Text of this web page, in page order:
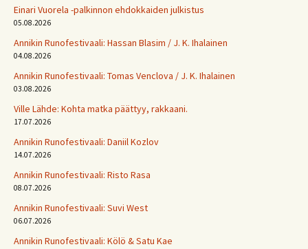
Einari Vuorela -palkinnon ehdokkaiden julkistus
05.08.2026
Annikin Runofestivaali: Has­san Bla­sim / J. K. Ihalainen
04.08.2026
Annikin Runofestivaali: Tomas Venclova / J. K. Ihalainen
03.08.2026
Ville Lähde: Kohta matka päättyy, rakkaani.
17.07.2026
Annikin Runofestivaali: Daniil Kozlov
14.07.2026
Annikin Runofestivaali: Risto Rasa
08.07.2026
Annikin Runofestivaali: Suvi West
06.07.2026
Annikin Runofestivaali: Kölö & Satu Kae